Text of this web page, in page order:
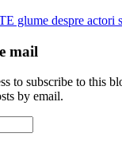
mail
to subscribe to this
by email.